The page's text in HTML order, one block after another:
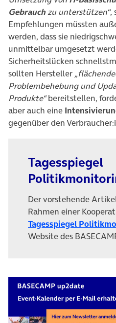
Gebrauchzu unterstützen“,
Empfehlungen müssten
werden, dass sie
unmittelbar umgesetzt
Sicherheitslücken
sollten Hersteller
Problembehebung und
Produkte“bereitstellen,
aber auch eine
gegenüber den
Tagesspiegel
Der vorstehende
Rahmen einer
Tagesspiegel
Website des